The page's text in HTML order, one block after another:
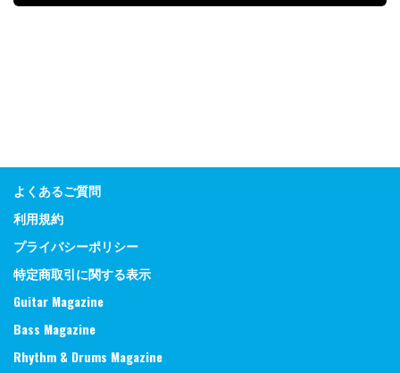
よくあるご質問
利用規約
プライバシーポリシー
特定商取引に関する表示
Guitar Magazine
Bass Magazine
Rhythm & Drums Magazine